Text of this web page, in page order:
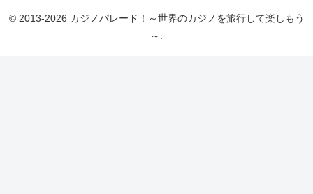
© 2013-2026 カジノパレード！～世界のカジノを旅行して楽しもう
～.